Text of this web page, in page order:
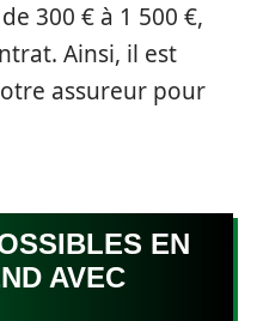
300 € à 1 500 €,
Ainsi, il est
assureur pour
EN
AVEC